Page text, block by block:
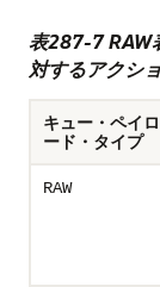
表287-7 RAW
対するアクシ
キュー・ペイロ
ード・タイプ
RAW